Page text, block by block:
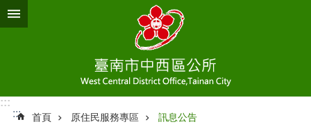
跳到主要內容區塊
:::
:::
首頁 原住民服務專區 訊息公告